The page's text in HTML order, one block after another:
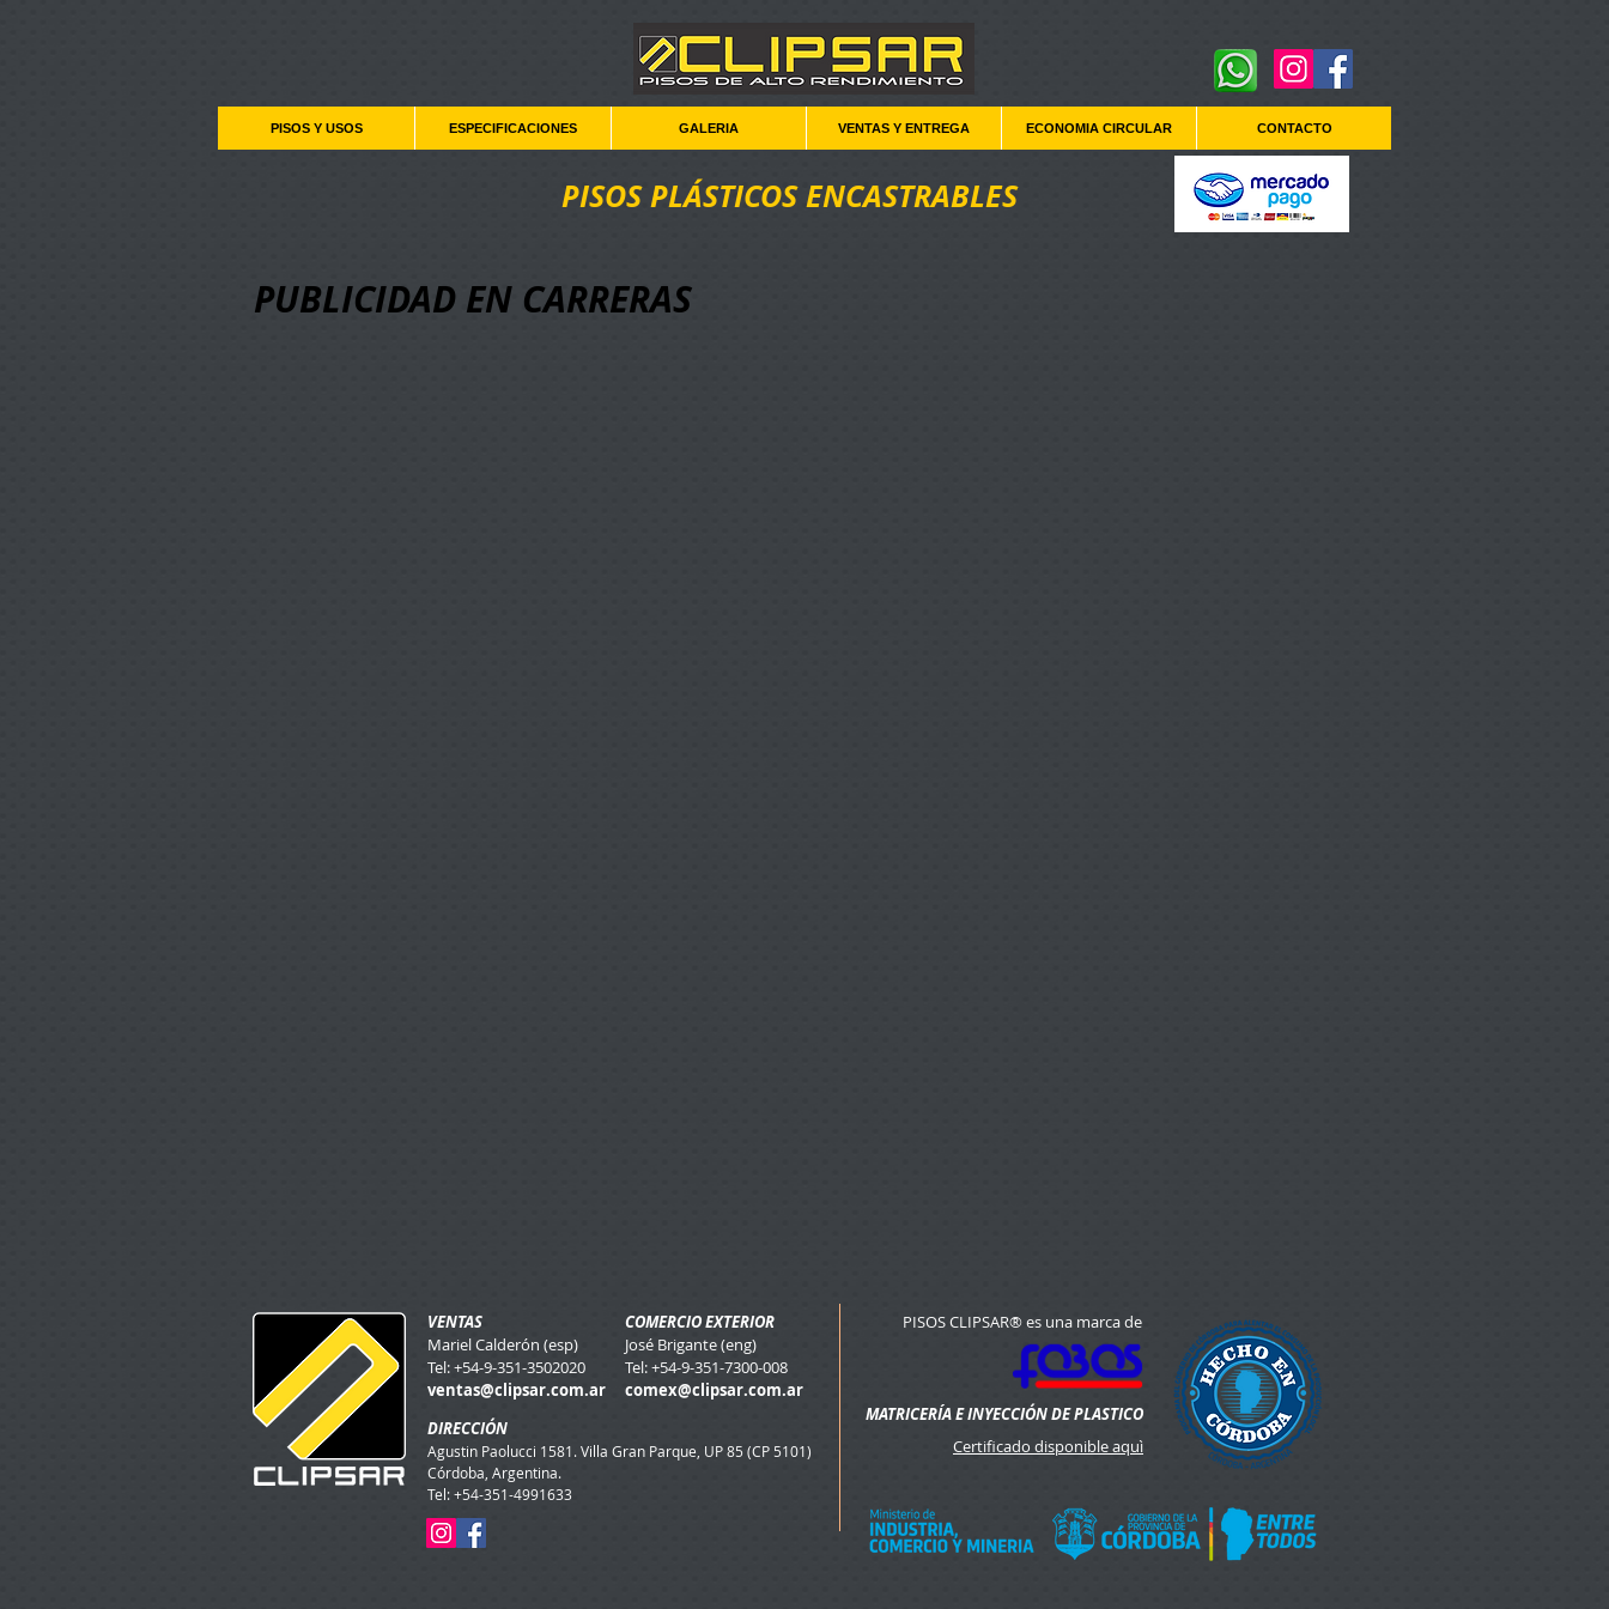
PISOS Y USOS ESPECIFICACIONES GALERIA VENTAS Y ENTREGA ECONOMIA CIRCULAR CONTACTO
PISOS PLÁSTICOS ENCASTRABLES
PUBLICIDAD EN CARRERAS
VENTAS
Mariel Calderón (esp)
Tel: +54-9-351-3502020
ventas@clipsar.com.ar
COMERCIO EXTERIOR
José Brigante (eng)
Tel: +54-9-351-7300-008
comex@clipsar.com.ar
DIRECCIÓN
Agustin Paolucci 1581. Villa Gran Parque, UP 85 (CP 5101)
Córdoba, Argentina.
Tel: +54-351-4991633
PISOS CLIPSAR® es una marca de
MATRICERÍA E INYECCIÓN DE PLASTICO
Certificado disponible aquì